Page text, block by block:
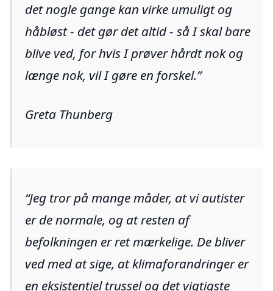
det nogle gange kan virke umuligt og
håbløst - det gør det altid - så I skal bare
blive ved, for hvis I prøver hårdt nok og
længe nok, vil I gøre en forskel.
Greta Thunberg
Jeg tror på mange måder, at vi autister
er de normale, og at resten af
befolkningen er ret mærkelige. De bliver
ved med at sige, at klimaforandringer er
en eksistentiel trussel og det vigtigste